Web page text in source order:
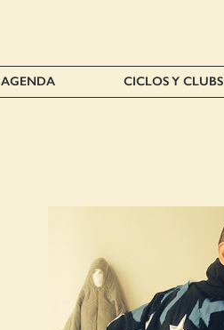
AGENDA CICLOS Y CLUBS